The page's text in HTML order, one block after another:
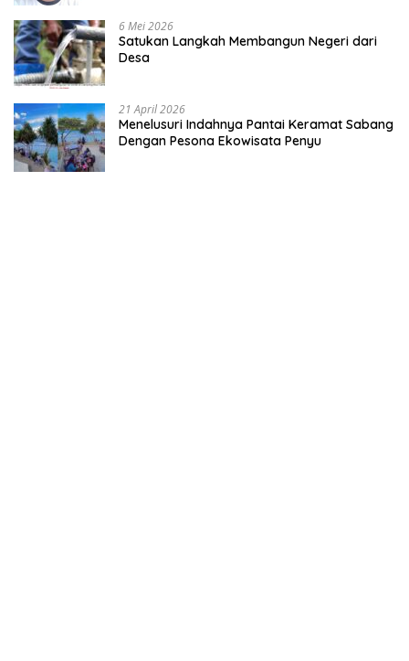
6 Mei 2026
Satukan Langkah Membangun Negeri dari
Desa
21 April 2026
Menelusuri Indahnya Pantai Keramat Sabang
Dengan Pesona Ekowisata Penyu